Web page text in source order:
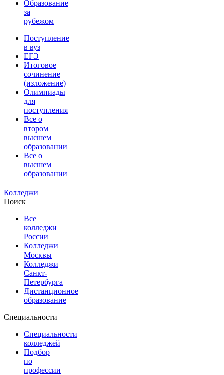
Образование
за
рубежом
Поступление
в вуз
ЕГЭ
Итоговое
сочинение
(изложение)
Олимпиады
для
поступления
Все о
втором
высшем
образовании
Все о
высшем
образовании
Колледжи
Поиск
Все
колледжи
России
Колледжи
Москвы
Колледжи
Санкт-
Петербурга
Дистанционное
образование
Специальности
Специальности
колледжей
Подбор
по
профессии